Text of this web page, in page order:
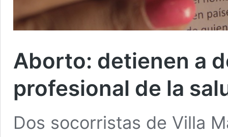
Aborto: detienen a
profesional de la
Dos socorristas de Villa